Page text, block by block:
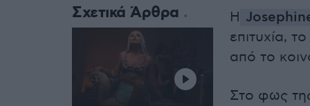
Η
επιτυχία,
από το
Στο φως
Σχετικά Άρθρα